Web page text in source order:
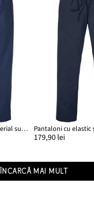
Pantaloni drepți din material subțire cu in, cu elastic și șiret în talie, Relaxed Fit, Straight
179,90 lei
ÎNCARCĂ MAI MULT